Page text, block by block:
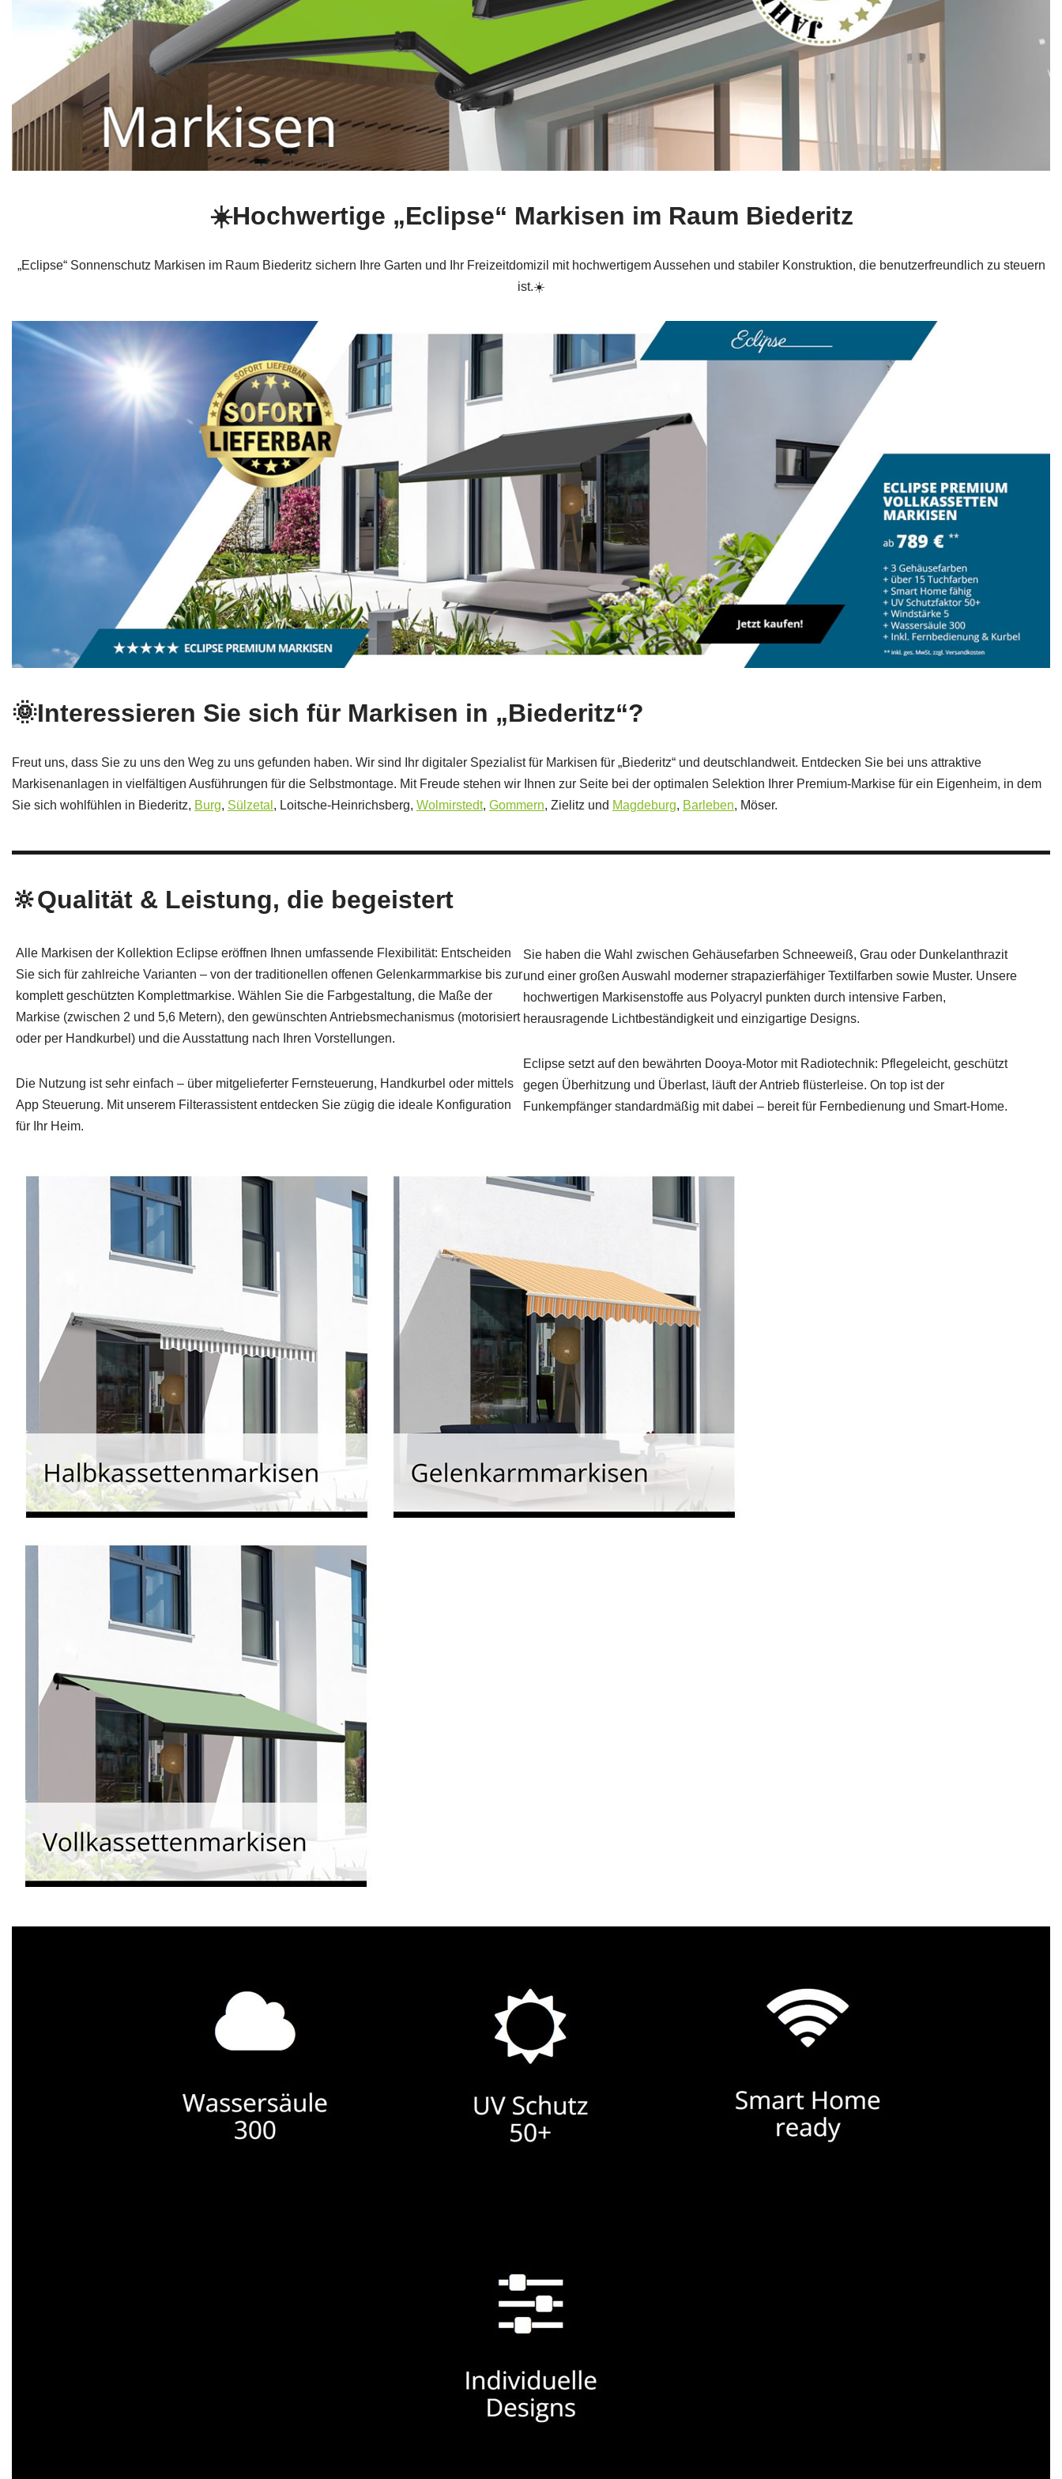
☀️Hochwertige „Eclipse“ Markisen im Raum Biederitz
„Eclipse“ Sonnenschutz Markisen im Raum Biederitz sichern Ihre Garten und Ihr Freizeitdomizil mit hochwertigem Aussehen und stabiler Konstruktion, die benutzerfreundlich zu steuern
ist.☀️
🌞Interessieren Sie sich für Markisen in „Biederitz“?
Freut uns, dass Sie zu uns den Weg zu uns gefunden haben. Wir sind Ihr digitaler Spezialist für Markisen für „Biederitz“ und deutschlandweit. Entdecken Sie bei uns attraktive
Markisenanlagen in vielfältigen Ausführungen für die Selbstmontage. Mit Freude stehen wir Ihnen zur Seite bei der optimalen Selektion Ihrer Premium-Markise für ein Eigenheim, in dem
Sie sich wohlfühlen in Biederitz, Burg, Sülzetal , Loitsche-Heinrichsberg, Wolmirstedt, Gommern, Zielitz und Magdeburg, Barleben, Möser.
🔆Qualität & Leistung, die begeistert
Alle Markisen der Kollektion Eclipse eröffnen Ihnen umfassende Flexibilität: Entscheiden
Sie sich für zahlreiche Varianten – von der traditionellen offenen Gelenkarmmarkise bis zur
komplett geschützten Komplettmarkise. Wählen Sie die Farbgestaltung, die Maße der
Markise (zwischen 2 und 5,6 Metern), den gewünschten Antriebsmechanismus (motorisiert
oder per Handkurbel) und die Ausstattung nach Ihren Vorstellungen.
Die Nutzung ist sehr einfach – über mitgelieferter Fernsteuerung, Handkurbel oder mittels
App Steuerung. Mit unserem Filterassistent entdecken Sie zügig die ideale Konfiguration
für Ihr Heim.
Sie haben die Wahl zwischen Gehäusefarben Schneeweiß, Grau oder Dunkelanthrazit
und einer großen Auswahl moderner strapazierfähiger Textilfarben sowie Muster. Unsere
hochwertigen Markisenstoffe aus Polyacryl punkten durch intensive Farben,
herausragende Lichtbeständigkeit und einzigartige Designs.
Eclipse setzt auf den bewährten Dooya-Motor mit Radiotechnik: Pflegeleicht, geschützt
gegen Überhitzung und Überlast, läuft der Antrieb flüsterleise. On top ist der
Funkempfänger standardmäßig mit dabei – bereit für Fernbedienung und Smart-Home.